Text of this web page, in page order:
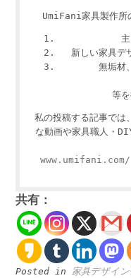
UmiFani家具製作所
新しい家具デ
無垢材
等
私の投稿する記事では
な動画や家具職人・
www.umifani.com/
共有：
Posted in 家具デザイン